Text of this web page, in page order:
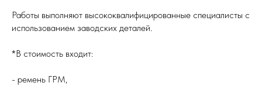
Работы выполняют высококвалифицированные специалисты с
использованием заводских деталей.
*В стоимость входит:
- ремень ГРМ,